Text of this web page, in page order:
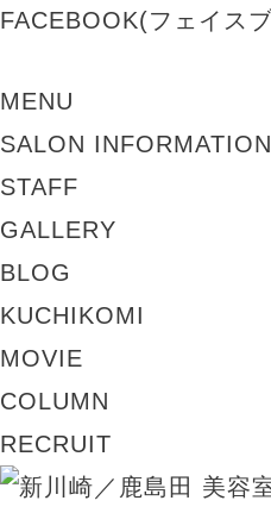
MENU
SALON INFORMATION
STAFF
GALLERY
BLOG
KUCHIKOMI
MOVIE
COLUMN
RECRUIT